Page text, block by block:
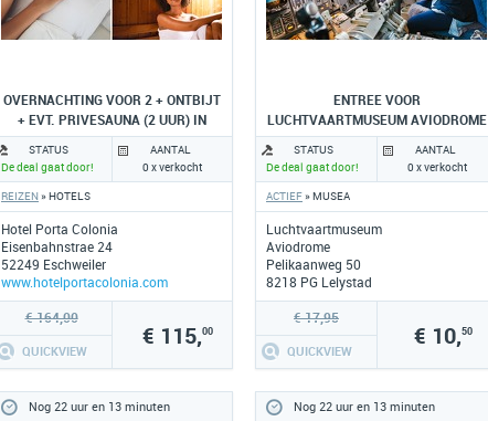
OVERNACHTING VOOR 2 + ONTBIJT
+ EVT. PRIVESAUNA (2 UUR) IN
ESCHWEILER
Hotel Porta Colonia
Eisenbahnstrae 24
52249 Eschweiler
www.hotelportacolonia.com
REIZEN» HOTELS
STATUS
De deal gaat door!
AANTAL
0 x verkocht
€ 164,00
QUICKVIEW
€ 115,00
ENTREE VOOR
LUCHTVAARTMUSEUM AVIODROME
Luchtvaartmuseum
Aviodrome
Pelikaanweg 50
8218 PG Lelystad
www.aviodrome.nl
ACTIEF» MUSEA
STATUS
De deal gaat door!
AANTAL
0 x verkocht
€ 17,95
QUICKVIEW
€ 10,50
Nog 22 uur en 13 minuten Nog 22 uur en 13 minuten